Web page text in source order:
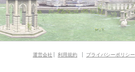
運営会社 利用規約 プライバシーポリシー